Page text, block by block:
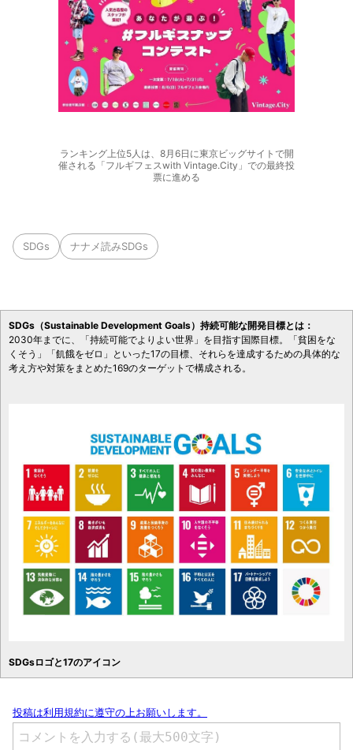
ランキング上位5人は、8月6日に東京ビッグサイトで開
催される「フルギフェスwith Vintage.City」での最終投
票に進める
SDGs ナナメ読みSDGs
SDGs（Sustainable Development Goals）持続可能な開発目標とは：
2030年までに、「持続可能でよりよい世界」を目指す国際目標。「貧困をな
くそう」「飢餓をゼロ」といった17の目標、それらを達成するための具体的な
考え方や対策をまとめた169のターゲットで構成される。
SDGsロゴと17のアイコン